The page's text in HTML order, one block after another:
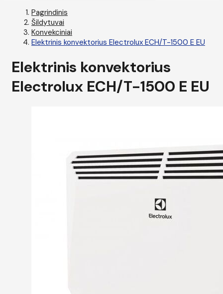
Pagrindinis
Šildytuvai
Konvekciniai
Elektrinis konvektorius Electrolux ECH/T-1500 E EU
Elektrinis konvektorius
Electrolux ECH/T-1500 E EU